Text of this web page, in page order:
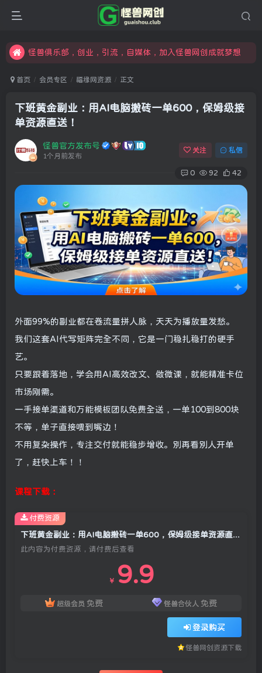
限时开通会员更享折扣，超高返佣
怪兽俱乐部，创业，引流，自媒体，加入怪兽网创成就梦想
首页 会员专区 福缘网资源 正文
下班黄金副业：用AI电脑搬砖一单600，保姆级接
单资源直送！
怪兽官方发布号
1个月前发布
关注 私信
0 92 42
外面99%的副业都在卷流量拼人脉，天天为播放量发愁。
我们这套AI代写矩阵完全不同，它是一门稳扎稳打的硬手
艺。
只要跟着落地，学会用AI高效改文、做微课，就能精准卡位
市场刚需。
一手接单渠道和万能模板团队免费全送，一单100到800块
不等，单子直接喂到嘴边！
不用复杂操作，专注交付就能稳步增收。别再看别人开单
了，赶快上车！！
课程下载：
此内容为付费资源，请付费后查看
￥ 9.9
超级会员 免费 怪兽合伙人 免费
登录购买
怪兽网创资源下载
付费资源